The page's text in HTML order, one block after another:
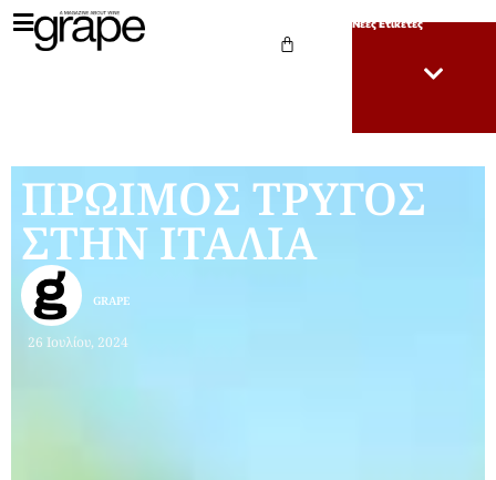
Νέες Ετικέτες
ΠΡΩΙΜΟΣ ΤΡΥΓΟΣ
ΣΤΗΝ ΙΤΑΛΙΑ
26 Ιουλίου, 2024
GRAPE